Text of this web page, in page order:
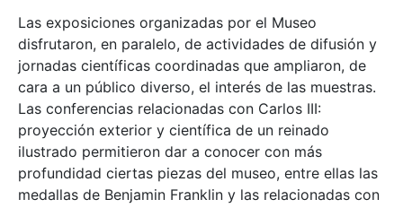
Las exposiciones organizadas por el Museo
disfrutaron, en paralelo, de actividades de difusión y
jornadas científicas coordinadas que ampliaron, de
cara a un público diverso, el interés de las muestras.
Las conferencias relacionadas con Carlos III:
proyección exterior y científica de un reinado
ilustrado permitieron dar a conocer con más
profundidad ciertas piezas del museo, entre ellas las
medallas de Benjamin Franklin y las relacionadas con